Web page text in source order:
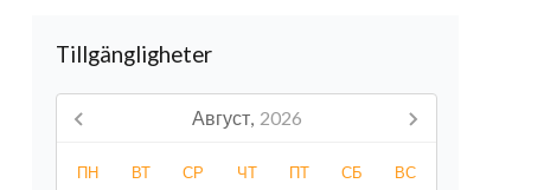
Tillgängligheter
Август, 2026
ПН ВТ СР ЧТ ПТ СБ ВС